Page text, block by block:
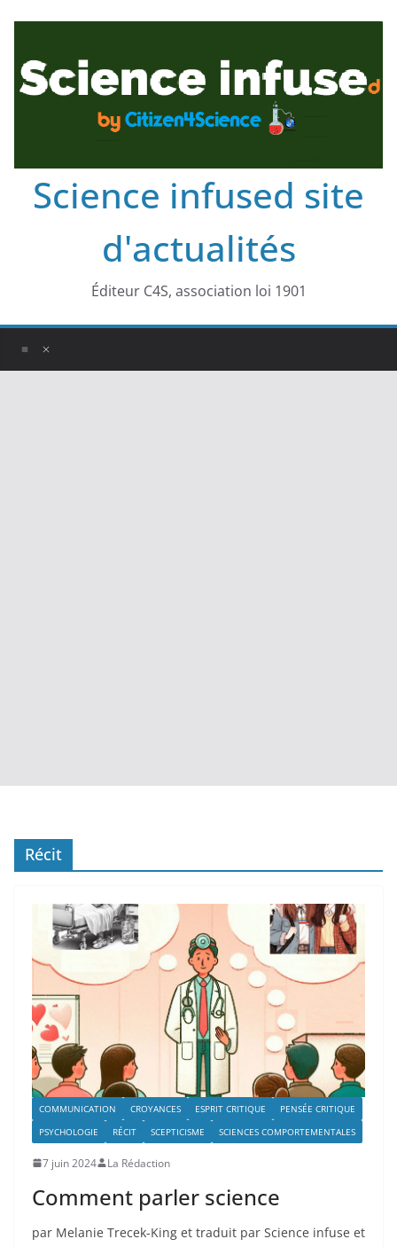
Science infused site
d'actualités
Éditeur C4S, association loi 1901
Récit
COMMUNICATION CROYANCES ESPRIT CRITIQUE
PENSÉE CRITIQUE
PSYCHOLOGIE
RÉCIT SCEPTICISME SCIENCES COMPORTEMENTALES
7 juin 2024 La Rédaction
Comment parler science
par Melanie Trecek-King et traduit par Science infuse et